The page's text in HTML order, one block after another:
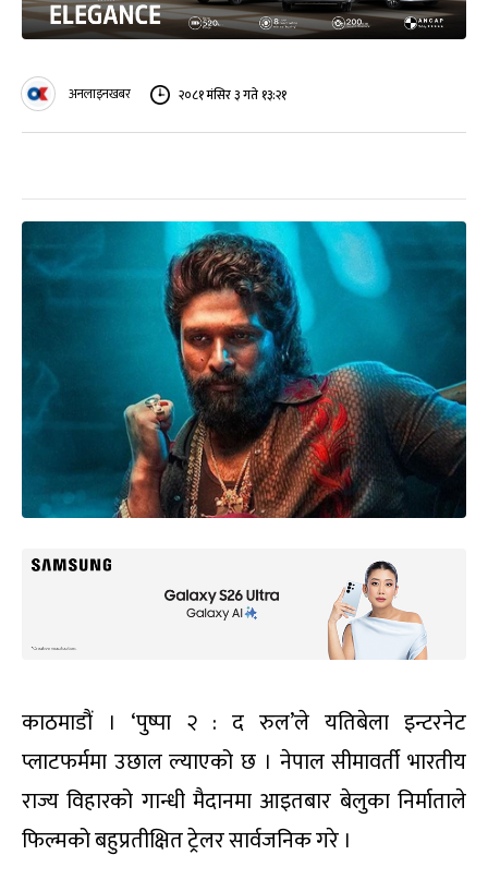
अनलाइनखबर २०८१ मंसिर ३ गते १३:२१
काठमाडौं । ‘पुष्पा २ : द रुल’ले यतिबेला इन्टरनेट
प्लाटफर्ममा उछाल ल्याएको छ । नेपाल सीमावर्ती भारतीय
राज्य विहारको गान्धी मैदानमा आइतबार बेलुका निर्माताले
फिल्मको बहुप्रतीक्षित ट्रेलर सार्वजनिक गरे ।